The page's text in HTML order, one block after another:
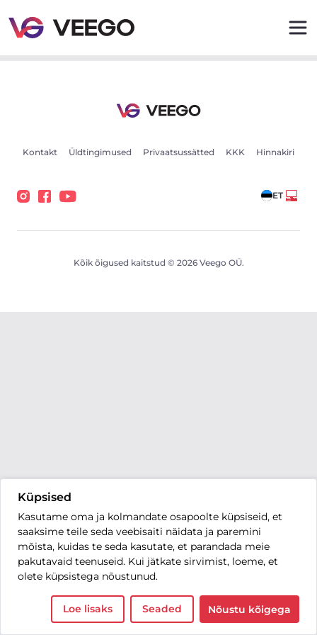
Küpsised
Kasutame oma ja kolmandate osapoolte küpsiseid, et
saaksime teile seda veebisaiti näidata ja paremini
mõista, kuidas te seda kasutate, et parandada meie
pakutavaid teenuseid. Kui jätkate sirvimist, loeme, et
olete küpsistega nõustunud.
Loe lisaks Seaded Nõustu kõigega
Kontakt Üldtingimused Privaatsussätted KKK Hinnakiri
ET
Kõik õigused kaitstud © 2026 Veego OÜ.